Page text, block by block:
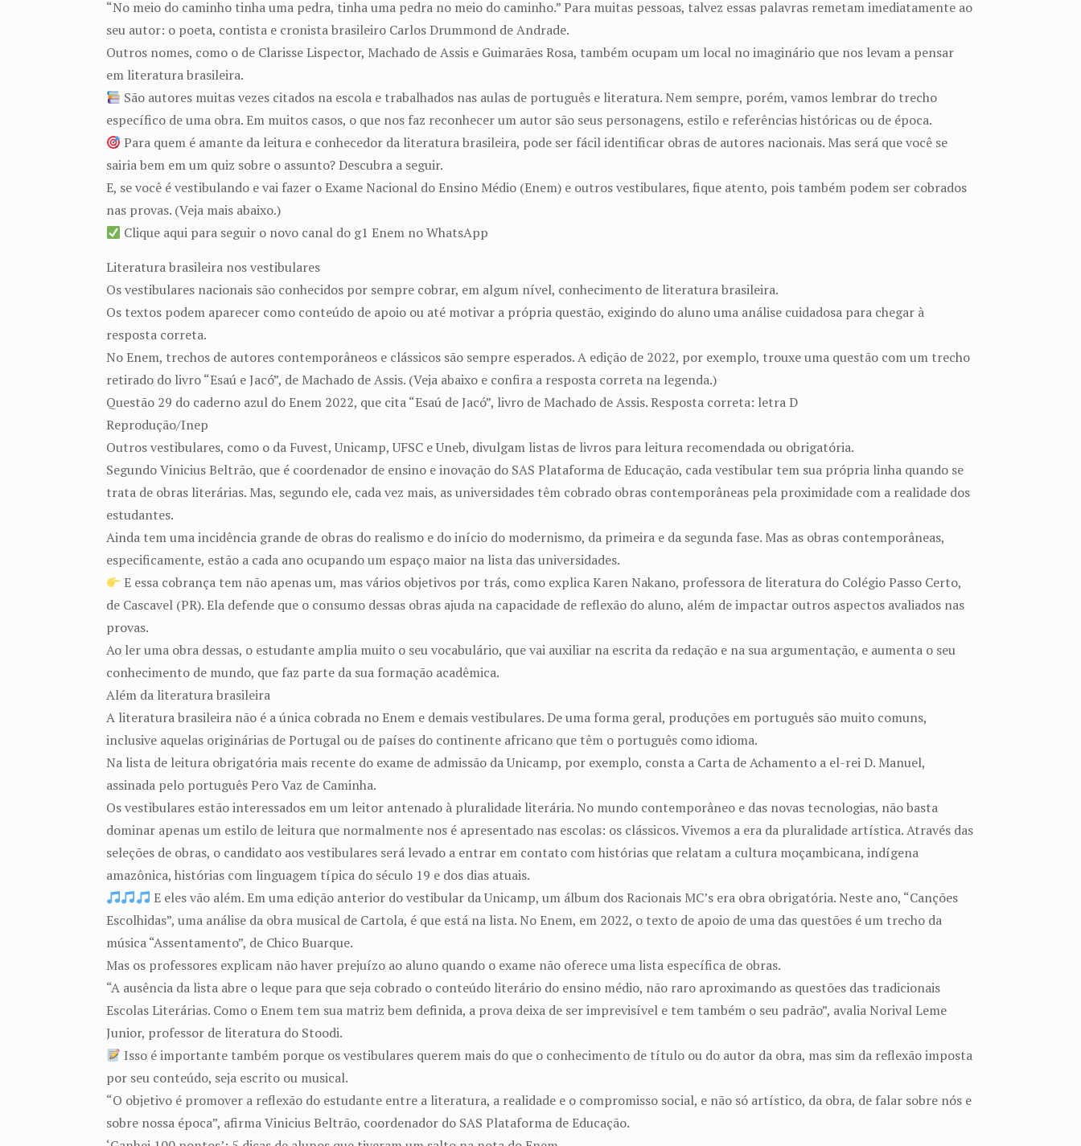
“No meio do caminho tinha uma pedra, tinha uma pedra no meio do caminho.” Para muitas pessoas, talvez essas palavras remetam imediatamente ao
seu autor: o poeta, contista e cronista brasileiro Carlos Drummond de Andrade.
Outros nomes, como o de Clarisse Lispector, Machado de Assis e Guimarães Rosa, também ocupam um local no imaginário que nos levam a pensar
em literatura brasileira.
São autores muitas vezes citados na escola e trabalhados nas aulas de português e literatura. Nem sempre, porém, vamos lembrar do trecho
específico de uma obra. Em muitos casos, o que nos faz reconhecer um autor são seus personagens, estilo e referências históricas ou de época.
Para quem é amante da leitura e conhecedor da literatura brasileira, pode ser fácil identificar obras de autores nacionais. Mas será que você se
sairia bem em um quiz sobre o assunto? Descubra a seguir.
E, se você é vestibulando e vai fazer o Exame Nacional do Ensino Médio (Enem) e outros vestibulares, fique atento, pois também podem ser cobrados
nas provas. (Veja mais abaixo.)
Clique aqui para seguir o novo canal do g1 Enem no WhatsApp
Literatura brasileira nos vestibulares
Os vestibulares nacionais são conhecidos por sempre cobrar, em algum nível, conhecimento de literatura brasileira.
Os textos podem aparecer como conteúdo de apoio ou até motivar a própria questão, exigindo do aluno uma análise cuidadosa para chegar à
resposta correta.
No Enem, trechos de autores contemporâneos e clássicos são sempre esperados. A edição de 2022, por exemplo, trouxe uma questão com um trecho
retirado do livro “Esaú e Jacó”, de Machado de Assis. (Veja abaixo e confira a resposta correta na legenda.)
Questão 29 do caderno azul do Enem 2022, que cita “Esaú de Jacó”, livro de Machado de Assis. Resposta correta: letra D
Reprodução/Inep
Outros vestibulares, como o da Fuvest, Unicamp, UFSC e Uneb, divulgam listas de livros para leitura recomendada ou obrigatória.
Segundo Vinicius Beltrão, que é coordenador de ensino e inovação do SAS Plataforma de Educação, cada vestibular tem sua própria linha quando se
trata de obras literárias. Mas, segundo ele, cada vez mais, as universidades têm cobrado obras contemporâneas pela proximidade com a realidade dos
estudantes.
Ainda tem uma incidência grande de obras do realismo e do início do modernismo, da primeira e da segunda fase. Mas as obras contemporâneas,
especificamente, estão a cada ano ocupando um espaço maior na lista das universidades.
E essa cobrança tem não apenas um, mas vários objetivos por trás, como explica Karen Nakano, professora de literatura do Colégio Passo Certo,
de Cascavel (PR). Ela defende que o consumo dessas obras ajuda na capacidade de reflexão do aluno, além de impactar outros aspectos avaliados nas
provas.
Ao ler uma obra dessas, o estudante amplia muito o seu vocabulário, que vai auxiliar na escrita da redação e na sua argumentação, e aumenta o seu
conhecimento de mundo, que faz parte da sua formação acadêmica.
Além da literatura brasileira
A literatura brasileira não é a única cobrada no Enem e demais vestibulares. De uma forma geral, produções em português são muito comuns,
inclusive aquelas originárias de Portugal ou de países do continente africano que têm o português como idioma.
Na lista de leitura obrigatória mais recente do exame de admissão da Unicamp, por exemplo, consta a Carta de Achamento a el-rei D. Manuel,
assinada pelo português Pero Vaz de Caminha.
Os vestibulares estão interessados em um leitor antenado à pluralidade literária. No mundo contemporâneo e das novas tecnologias, não basta
dominar apenas um estilo de leitura que normalmente nos é apresentado nas escolas: os clássicos. Vivemos a era da pluralidade artística. Através das
seleções de obras, o candidato aos vestibulares será levado a entrar em contato com histórias que relatam a cultura moçambicana, indígena
amazônica, histórias com linguagem típica do século 19 e dos dias atuais.
E eles vão além. Em uma edição anterior do vestibular da Unicamp, um álbum dos Racionais MC’s era obra obrigatória. Neste ano, “Canções
Escolhidas”, uma análise da obra musical de Cartola, é que está na lista. No Enem, em 2022, o texto de apoio de uma das questões é um trecho da
música “Assentamento”, de Chico Buarque.
Mas os professores explicam não haver prejuízo ao aluno quando o exame não oferece uma lista específica de obras.
“A ausência da lista abre o leque para que seja cobrado o conteúdo literário do ensino médio, não raro aproximando as questões das tradicionais
Escolas Literárias. Como o Enem tem sua matriz bem definida, a prova deixa de ser imprevisível e tem também o seu padrão”, avalia Norival Leme
Junior, professor de literatura do Stoodi.
Isso é importante também porque os vestibulares querem mais do que o conhecimento de título ou do autor da obra, mas sim da reflexão imposta
por seu conteúdo, seja escrito ou musical.
“O objetivo é promover a reflexão do estudante entre a literatura, a realidade e o compromisso social, e não só artístico, da obra, de falar sobre nós e
sobre nossa época”, afirma Vinicius Beltrão, coordenador do SAS Plataforma de Educação.